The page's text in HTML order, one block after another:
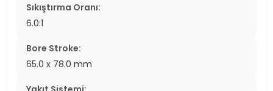
Sıkıştırma Oranı:
6.0:1
Bore Stroke:
65.0 x 78.0 mm